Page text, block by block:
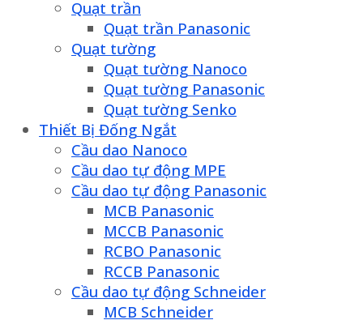
Quạt trần
Quạt trần Panasonic
Quạt tường
Quạt tường Nanoco
Quạt tường Panasonic
Quạt tường Senko
Thiết Bị Đống Ngắt
Cầu dao Nanoco
Cầu dao tự động MPE
Cầu dao tự động Panasonic
MCB Panasonic
MCCB Panasonic
RCBO Panasonic
RCCB Panasonic
Cầu dao tự động Schneider
MCB Schneider